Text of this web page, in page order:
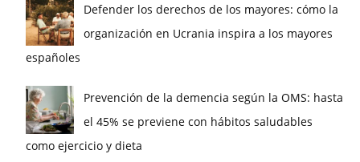
Defender los derechos de los mayores: cómo la
organización en Ucrania inspira a los mayores
españoles
Prevención de la demencia según la OMS: hasta
el 45% se previene con hábitos saludables
como ejercicio y dieta